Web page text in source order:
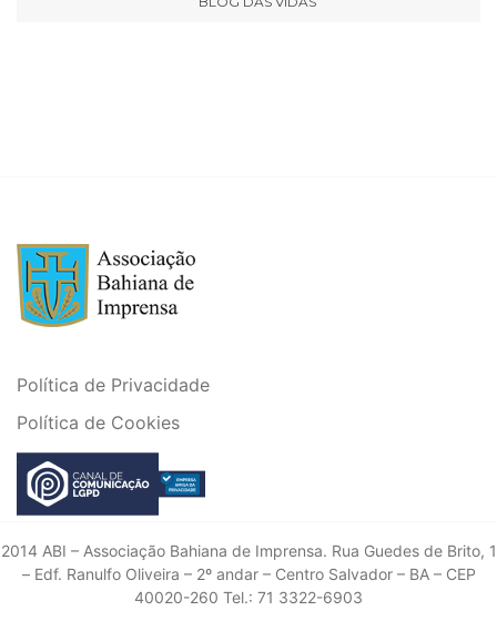
Política de Privacidade
Política de Cookies
2014 ABI – Associação Bahiana de Imprensa. Rua Guedes de Brito, 1
– Edf. Ranulfo Oliveira – 2º andar – Centro Salvador – BA – CEP
40020-260 Tel.: 71 3322-6903